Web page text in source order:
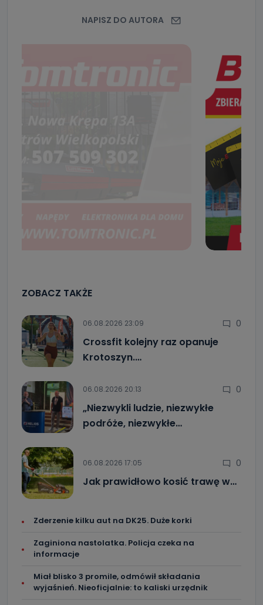
NAPISZ DO AUTORA
ZOBACZ TAKŻE
06.08.2026 23:09 0
Crossfit kolejny raz opanuje
Krotoszyn.…
06.08.2026 20:13 0
„Niezwykli ludzie, niezwykłe
podróże, niezwykłe…
06.08.2026 17:05 0
Jak prawidłowo kosić trawę w…
Zderzenie kilku aut na DK25. Duże korki
Zaginiona nastolatka. Policja czeka na
informacje
Miał blisko 3 promile, odmówił składania
wyjaśnień. Nieoficjalnie: to kaliski urzędnik